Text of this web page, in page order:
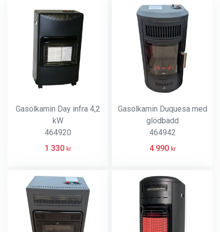
Gasolkamin Day infra 4,2
kW
464920
1 330 kr
Gasolkamin Duquesa med
glödbädd
464942
4 990 kr